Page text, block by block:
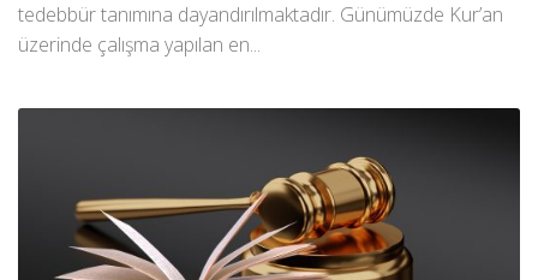
tedebbür tanımına dayandırılmaktadır. Günümüzde Kur’an
üzerinde çalışma yapılan en...